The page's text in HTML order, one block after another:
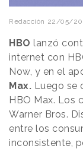
Redacción 22/05/
HBO lanzó
internet con
Now, y en el
Max. Luego se
HBO Max. Los
Warner Bros.
entre los
inconsistente,